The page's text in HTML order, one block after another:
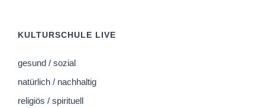
KULTURSCHULE LIVE
gesund / sozial
natürlich / nachhaltig
religiös / spirituell